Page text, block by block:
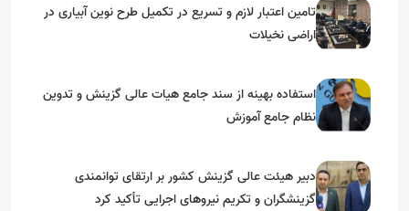
تامین اعتبار لازم و تسریع در تکمیل طرح نوین آبیاری در
اراضی نخیلات
استفاده بهینه از سند جامع هیات عالی گزینش و‌ تدوین
نظام جامع آموزش
دبیر هیئت عالی گزینش کشور بر ارتقای توانمندی
گزینشگران و تکریم نیروهای اجرایی تأکید کرد